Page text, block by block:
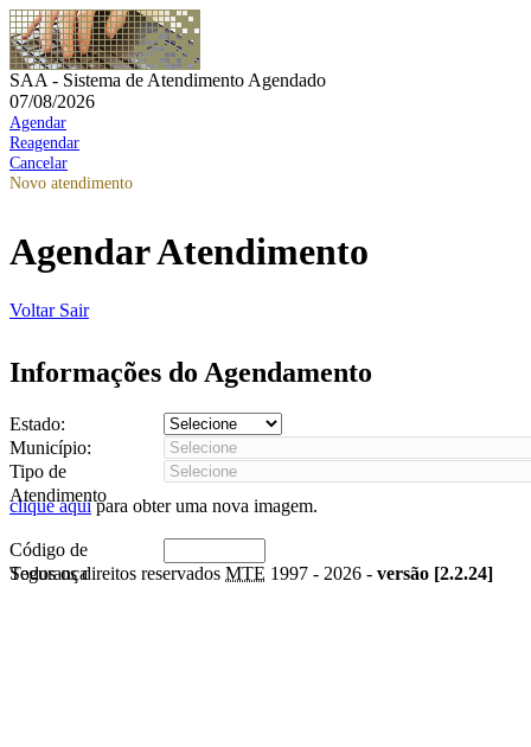
SAA - Sistema de Atendimento Agendado
07/08/2026
Agendar
Reagendar
Cancelar
Novo atendimento
Agendar Atendimento
Voltar Sair
Informações do Agendamento
Estado:
Município:
Tipo de
Atendimento
clique aquipara obter uma nova imagem.
Código de
Segurança
Todos os direitos reservados MTE 1997 - 2026 - versão [2.2.24]